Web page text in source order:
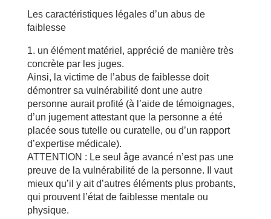
Les caractéristiques légales d’un abus de
faiblesse
1. un élément matériel, apprécié de manière très
concrète par les juges.
Ainsi, la victime de l’abus de faiblesse doit
démontrer sa vulnérabilité dont une autre
personne aurait profité (à l’aide de témoignages,
d’un jugement attestant que la personne a été
placée sous tutelle ou curatelle, ou d’un rapport
d’expertise médicale).
ATTENTION : Le seul âge avancé n’est pas une
preuve de la vulnérabilité de la personne. Il vaut
mieux qu’il y ait d’autres éléments plus probants,
qui prouvent l’état de faiblesse mentale ou
physique.